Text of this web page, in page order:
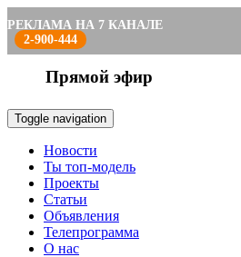
РЕКЛАМА НА 7 КАНАЛЕ
2-900-444
Прямой эфир
Toggle navigation
Новости
Ты топ-модель
Проекты
Статьи
Объявления
Телепрограмма
О нас